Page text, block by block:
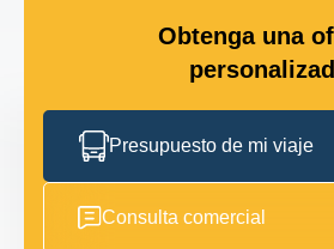
Obtenga una
Presupuesto de mi viaje
Consulta comercial